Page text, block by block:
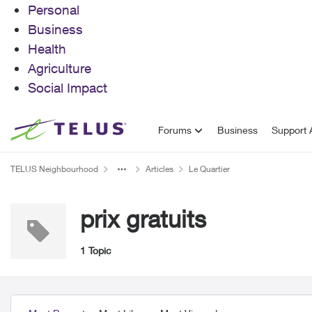
Personal
Business
Health
Agriculture
Social Impact
Skip to content Forums Business Support
TELUS Neighbourhood Articles Le Quartier
prix gratuits
1 Topic